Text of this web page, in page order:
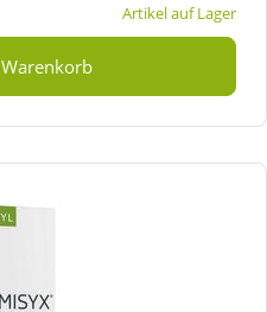
Artikel auf Lager